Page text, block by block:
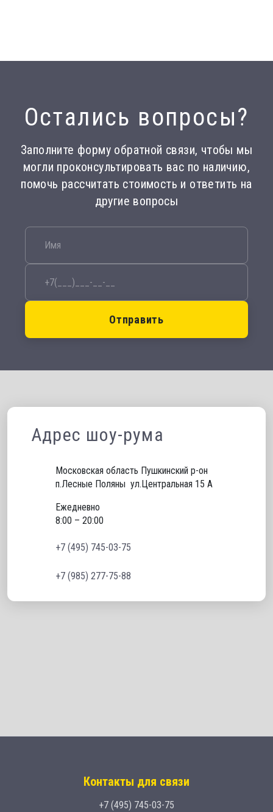
Остались вопросы?
Заполните форму обратной связи, чтобы мы
могли проконсультировать вас по наличию,
помочь рассчитать стоимость и ответить на
другие вопросы
Отправить
Адрес шоу-рума
Московская область Пушкинский р-он
п.Лесные Поляны  ул.Центральная 15 А
Ежедневно
8:00 – 20:00
+7 (495) 745-03-75
+7 (985) 277-75-88
Контакты для связи
+7 (495) 745-03-75